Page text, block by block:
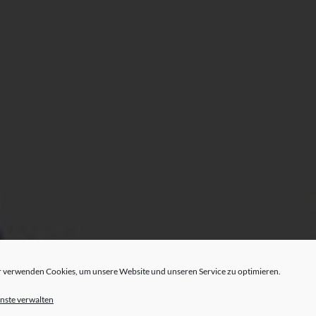
verwenden Cookies, um unsere Website und unseren Service zu optimieren.
verwalten